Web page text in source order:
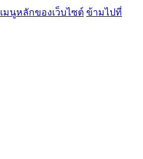
มนูหลักของเว็บไซต์ ข้ามไปที่